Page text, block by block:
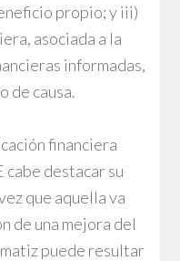
propio; y iii)
asociada a la
informadas,
de causa.
financiera
destacar su
que aquella va
de una mejora del
puede resultar